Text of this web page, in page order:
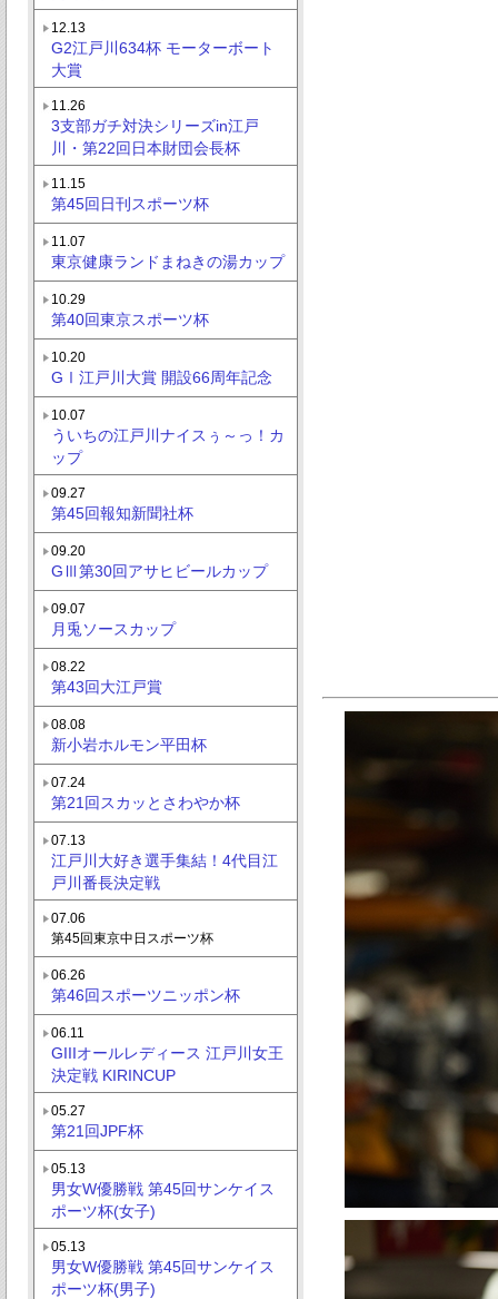
12.13
G2江戸川634杯 モーターボート
大賞
11.26
3支部ガチ対決シリーズin江戸
川・第22回日本財団会長杯
11.15
第45回日刊スポーツ杯
11.07
東京健康ランドまねきの湯カップ
10.29
第40回東京スポーツ杯
10.20
GⅠ江戸川大賞 開設66周年記念
10.07
ういちの江戸川ナイスぅ～っ！カ
ップ
09.27
第45回報知新聞社杯
09.20
GⅢ第30回アサヒビールカップ
09.07
月兎ソースカップ
08.22
第43回大江戸賞
08.08
新小岩ホルモン平田杯
07.24
第21回スカッとさわやか杯
07.13
江戸川大好き選手集結！4代目江
戸川番長決定戦
07.06
第45回東京中日スポーツ杯
06.26
第46回スポーツニッポン杯
06.11
GIIIオールレディース 江戸川女王
決定戦 KIRINCUP
05.27
第21回JPF杯
05.13
男女W優勝戦 第45回サンケイス
ポーツ杯(女子)
05.13
男女W優勝戦 第45回サンケイス
ポーツ杯(男子)